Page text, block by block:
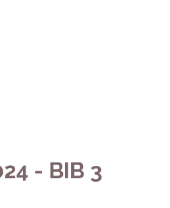
- BIB 3